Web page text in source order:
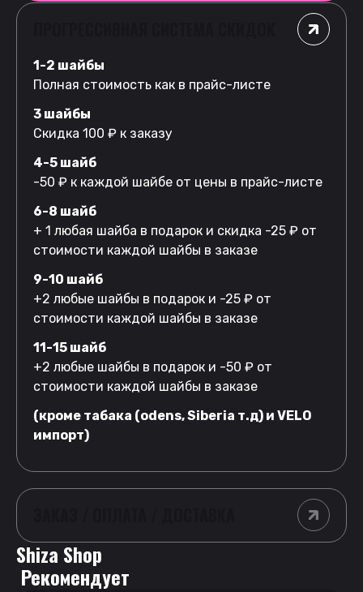
1-2 шайбы
Полная стоимость как в прайс-листе
3 шайбы
Скидка 100 ₽ к заказу
4-5 шайб
-50 ₽ к каждой шайбе от цены в прайс-листе
6-8 шайб
+ 1 любая шайба в подарок и скидка -25 ₽ от
стоимости каждой шайбы в заказе
9-10 шайб
+2 любые шайбы в подарок и -25 ₽ от
стоимости каждой шайбы в заказе
11-15 шайб
+2 любые шайбы в подарок и -50 ₽ от
стоимости каждой шайбы в заказе
(кроме табака (odens, Siberia т.д) и VELO
импорт)
Shiza Shop
Рекомендует